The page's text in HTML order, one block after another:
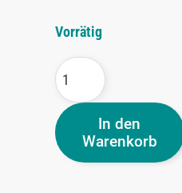
Vorrätig
In den
Warenkorb